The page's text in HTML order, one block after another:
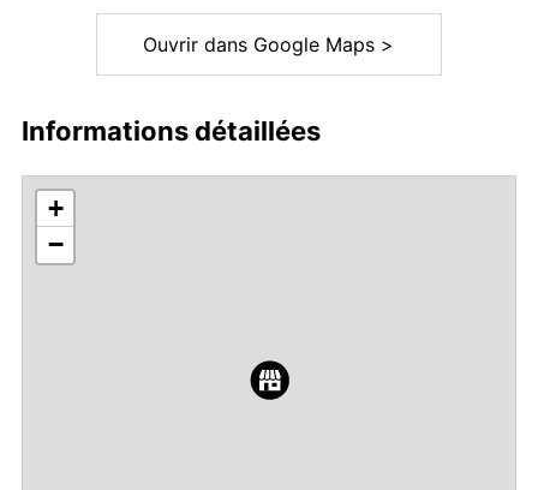
Ouvrir dans Google Maps >
Informations détaillées
+
−